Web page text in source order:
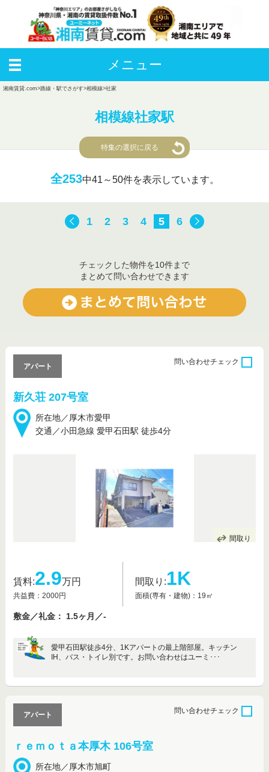
メニュー
湘南賃貸.com>路線・駅でさがす>相模線>社家
相模線社家駅
特集の選択に戻る
全253中41～50件を表示しています。
1 2 3 4 5 6
チェックした物件を10件まで
まとめて問い合わせできます
新久荘 207号室
所在地／厚木市愛甲
交通／小田急線 愛甲石田駅 徒歩4分
アパート
問い合わせチェック
間取り
賃料:2.9万円
共益費：2000円
間取り:1K
面積(専有・建物)：19㎡
敷金／礼金： 1.5ヶ月／-
愛甲石田駅徒歩4分、1Kアパートの最上階部屋。キッチン
IH、バス・トイレ別です。お問い合わせはユーミ･･･
ｒｅｍｏｔａ本厚木 106号室
所在地／厚木市旭町
アパート
問い合わせチェック